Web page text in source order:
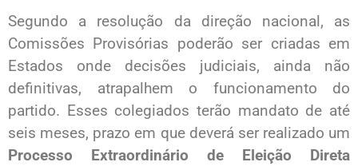
Segundo a resolução da direção nacional, as
Comissões Provisórias poderão ser criadas em
Estados onde decisões judiciais, ainda não
definitivas, atrapalhem o funcionamento do
partido. Esses colegiados terão mandato de até
seis meses, prazo em que deverá ser realizado um
Processo Extraordinário de Eleição Direta